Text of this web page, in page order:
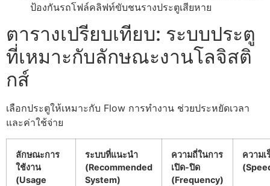
ป้องกันรถโฟล์คลิฟท์ขับชนรางประตูเสียหาย
ตารางเปรียบเทียบ: ระบบประตู
ที่เหมาะกับลักษณะงานโลจิสติ
กส์
เลือกประตูให้เหมาะกับ Flow การทำงาน ช่วยประหยัดเวลา
และค่าใช้จ่าย
ลักษณะการ
ใช้งาน
(Usage
ระบบที่แนะนำ
(Recommended
System)
ความถี่ในการ
เปิด-ปิด
(Frequency)
ความเ